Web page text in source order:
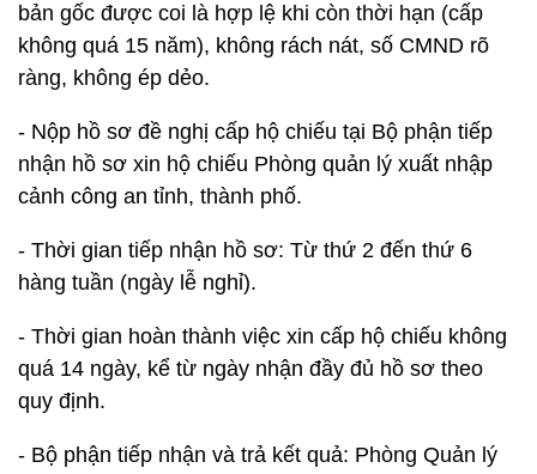
bản gốc được coi là hợp lệ khi còn thời hạn (cấp
không quá 15 năm), không rách nát, số CMND rõ
ràng, không ép dẻo.
- Nộp hồ sơ đề nghị cấp hộ chiếu tại Bộ phận tiếp
nhận hồ sơ xin hộ chiếu Phòng quản lý xuất nhập
cảnh công an tỉnh, thành phố.
- Thời gian tiếp nhận hồ sơ: Từ thứ 2 đến thứ 6
hàng tuần (ngày lễ nghỉ).
- Thời gian hoàn thành việc xin cấp hộ chiếu không
quá 14 ngày, kể từ ngày nhận đầy đủ hồ sơ theo
quy định.
- Bộ phận tiếp nhận và trả kết quả: Phòng Quản lý